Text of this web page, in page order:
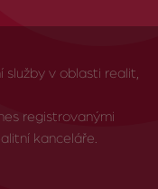
v oblasti realit,
registrovanými
kanceláře.